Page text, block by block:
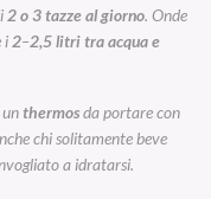
2 o 3 tazze al giorno. Onde
i 2–2,5 litri tra acqua e
thermosda portare con
chi solitamente beve
a idratarsi.